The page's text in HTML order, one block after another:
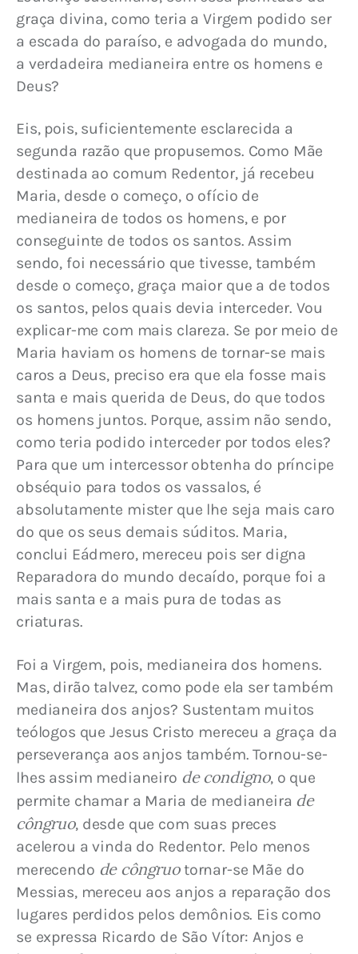
graça divina, como teria a Virgem podido ser
a escada do paraíso, e advogada do mundo,
a verdadeira medianeira entre os homens e
Deus?
Eis, pois, suficientemente esclarecida a
segunda razão que propusemos. Como Mãe
destinada ao comum Redentor, já recebeu
Maria, desde o começo, o ofício de
medianeira de todos os homens, e por
conseguinte de todos os santos. Assim
sendo, foi necessário que tivesse, também
desde o começo, graça maior que a de todos
os santos, pelos quais devia interceder. Vou
explicar-me com mais clareza. Se por meio de
Maria haviam os homens de tornar-se mais
caros a Deus, preciso era que ela fosse mais
santa e mais querida de Deus, do que todos
os homens juntos. Porque, assim não sendo,
como teria podido interceder por todos eles?
Para que um intercessor obtenha do príncipe
obséquio para todos os vassalos, é
absolutamente mister que lhe seja mais caro
do que os seus demais súditos. Maria,
conclui Eádmero, mereceu pois ser digna
Reparadora do mundo decaído, porque foi a
mais santa e a mais pura de todas as
criaturas.
Foi a Virgem, pois, medianeira dos homens.
Mas, dirão talvez, como pode ela ser também
medianeira dos anjos? Sustentam muitos
teólogos que Jesus Cristo mereceu a graça da
perseverança aos anjos também. Tornou-se-
lhes assim medianeiro de condigno, o que
permite chamar a Maria de medianeira de
côngruo, desde que com suas preces
acelerou a vinda do Redentor. Pelo menos
merecendo de côngruo tornar-se Mãe do
Messias, mereceu aos anjos a reparação dos
lugares perdidos pelos demônios. Eis como
se expressa Ricardo de São Vítor: Anjos e